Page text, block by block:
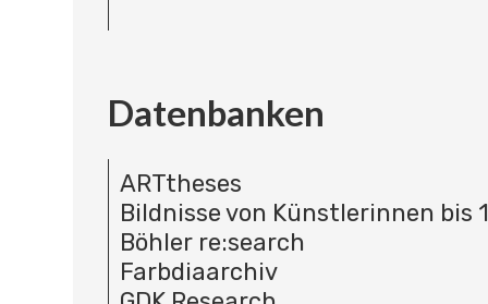
Datenbanken
ARTtheses
Bildnisse von Künstlerinnen bis
Böhler re:search
Farbdiaarchiv